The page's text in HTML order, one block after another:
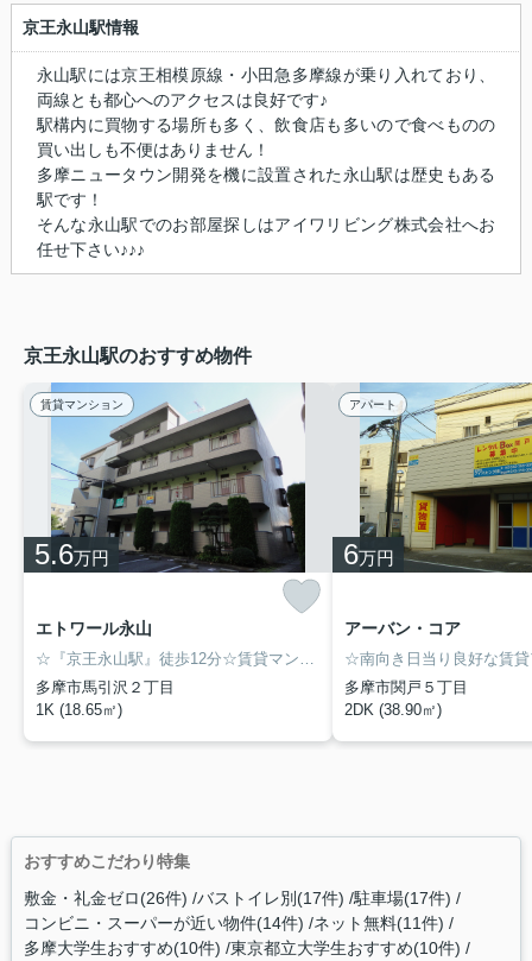
京王永山駅情報
永山駅には京王相模原線・小田急多摩線が乗り入れており、
両線とも都心へのアクセスは良好です♪
駅構内に買物する場所も多く、飲食店も多いので食べものの
買い出しも不便はありません！
多摩ニュータウン開発を機に設置された永山駅は歴史もある
駅です！
そんな永山駅でのお部屋探しはアイワリビング株式会社へお
任せ下さい♪♪♪
京王永山駅のおすすめ物件
賃貸マンション
5.6万円
エトワール永山
多摩市馬引沢２丁目
1K (18.65㎡)
アパート
6万円
アーバン・コア
多摩市関戸５丁目
2DK (38.90㎡)
おすすめこだわり特集
敷金・礼金ゼロ(26件) バストイレ別(17件) 駐車場(17件)
コンビニ・スーパーが近い物件(14件) ネット無料(11件)
多摩大学生おすすめ(10件) 東京都立大学生おすすめ(10件)